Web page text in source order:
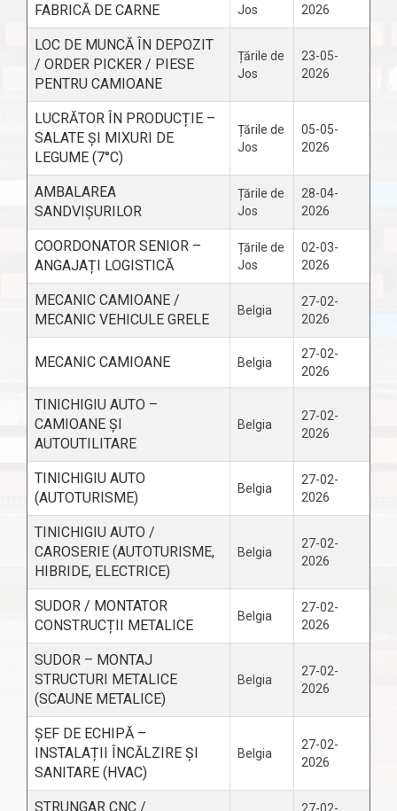
FABRICĂ DE CARNE
Jos
2026
LOC DE MUNCĂ ÎN DEPOZIT
/ ORDER PICKER / PIESE
PENTRU CAMIOANE
Țările de
Jos
23-05-
2026
LUCRĂTOR ÎN PRODUCȚIE –
SALATE ȘI MIXURI DE
LEGUME (7°C)
Țările de
Jos
05-05-
2026
AMBALAREA
SANDVIȘURILOR
Țările de
Jos
28-04-
2026
COORDONATOR SENIOR –
ANGAJAȚI LOGISTICĂ
Țările de
Jos
02-03-
2026
MECANIC CAMIOANE /
MECANIC VEHICULE GRELE
Belgia
27-02-
2026
MECANIC CAMIOANE Belgia
27-02-
2026
TINICHIGIU AUTO –
CAMIOANE ȘI
AUTOUTILITARE
Belgia
27-02-
2026
TINICHIGIU AUTO
(AUTOTURISME)
Belgia
27-02-
2026
TINICHIGIU AUTO /
CAROSERIE (AUTOTURISME,
HIBRIDE, ELECTRICE)
Belgia
27-02-
2026
SUDOR / MONTATOR
CONSTRUCȚII METALICE
Belgia
27-02-
2026
SUDOR – MONTAJ
STRUCTURI METALICE
(SCAUNE METALICE)
Belgia
27-02-
2026
ȘEF DE ECHIPĂ –
INSTALAȚII ÎNCĂLZIRE ȘI
SANITARE (HVAC)
Belgia
27-02-
2026
STRUNGAR CNC /